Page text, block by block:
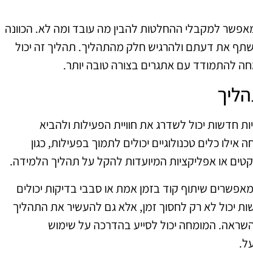
למקבלי ההחלטות להבין מה עובד ומה לא. הכוונה
את דעתם ולהרגיש חלק מהתהליך. תהליך זה יכול
להתמודד עם אתגרים בצורה טובה יותר.
חדשות יכול לשדרג את חוויית הפעילות ולהביא
כלים טכנולוגיים יכולים לתמוך בפעילות, כגון
או אפליקציות המיועדות להקל על תהליך הלמידה.
שיתוף קוד בזמן אמת או סבבי בדיקות יכולים
יכול לא רק לחסוך זמן, אלא גם להעשיר את התהליך
המומחה יכול לסייע בהדרכה על שימוש